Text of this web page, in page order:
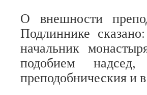
О внешности
Подлиннике
начальник
подобием
преподобническия и